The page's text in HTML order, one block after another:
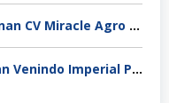
Operator Produksi Makanan CV Miracle Agro Spices Sidoarjo
Staff Finishing Percetakan Venindo Imperial Perkasa Bandung Kota